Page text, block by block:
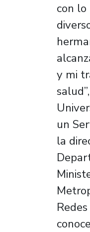
con lo
y mi
un
la